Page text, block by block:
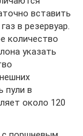
вставить
в резервуар.
количество
указать
пули в
около 120